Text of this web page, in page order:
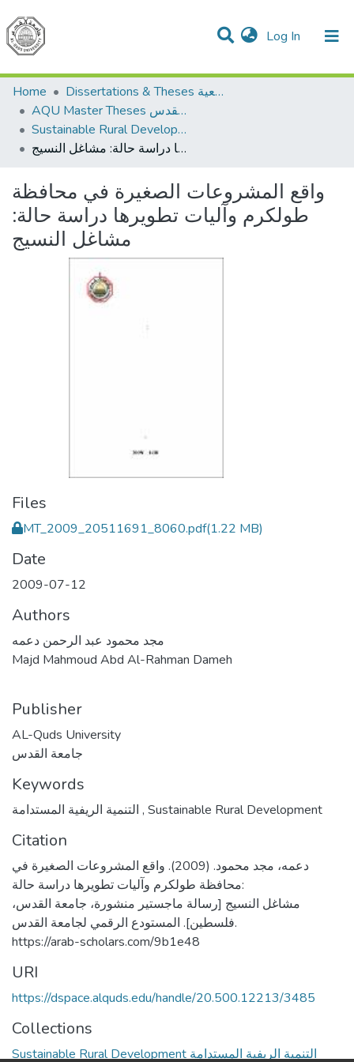
Log In (current)
Communities & Collections
All of DSpace
Home
Dissertations & Theses الرسائل الجامعية
AQU Master Theses الرسائل الجامعية الخاصة بجامعة القدس
Sustainable Rural Development التنمية الريفية المستدامة
واقع المشروعات الصغيرة في محافظة طولكرم وآليات تطويرها دراسة حالة: مشاغل النسيج
واقع المشروعات الصغيرة في محافظة
طولكرم وآليات تطويرها دراسة حالة:
مشاغل النسيج
Files
MT_2009_20511691_8060.pdf(1.22 MB)
Date
2009-07-12
Authors
مجد محمود عبد الرحمن دعمه
Majd Mahmoud Abd Al-Rahman Dameh
Publisher
AL-Quds University
جامعة القدس
Keywords
, Sustainable Rural Development
Citation
دعمه، مجد محمود. (2009). واقع المشروعات الصغيرة في
محافظة طولكرم وآليات تطويرها دراسة حالة:
مشاغل النسيج [رسالة ماجستير منشورة، جامعة القدس،
فلسطين]. المستودع الرقمي لجامعة القدس.
https://arab-scholars.com/9b1e48
URI
https://dspace.alquds.edu/handle/20.500.12213/3485
Collections
Sustainable Rural Development التنمية الريفية المستدامة